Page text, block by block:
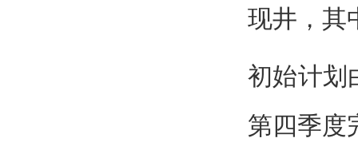
现井，其
初始计划
第四季度